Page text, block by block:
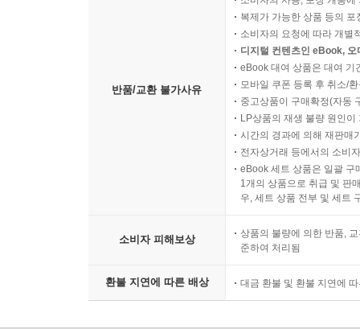
반품/교환 불가사유
복제가 가능한 상품 등의
소비자의 요청에 따라 개별
디지털 컨텐츠인 eBook,
eBook 대여 상품은 대여 기
모바일 쿠폰 등록 후 취소/
중고상품이 구매확정(자동
LP상품의 재생 불량 원인
시간의 경과에 의해 재판매
전자상거래 등에서의 소비
eBook 세트 상품은 일괄 구
1개의 상품으로 취급 및 판
우, 세트 상품 전부 및 세트
소비자 피해보상
상품의 불량에 의한 반품,
준하여 처리됨
환불 지연에 따른 배상 대금 환불 및 환불 지연에